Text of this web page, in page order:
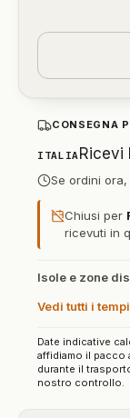
CONSEGNA
ITALIA Ricevi
Se ordini
Chiusi per
ricevuti in
Isole e zone
Vedi tutti i
Date indicative
affidiamo il pacco
durante il
nostro controllo.